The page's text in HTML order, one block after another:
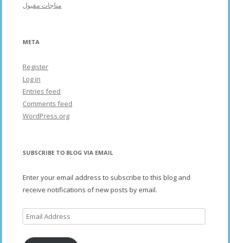
مناجات مقبول
META
Register
Log in
Entries feed
Comments feed
WordPress.org
SUBSCRIBE TO BLOG VIA EMAIL
Enter your email address to subscribe to this blog and
receive notifications of new posts by email.
Email
Address